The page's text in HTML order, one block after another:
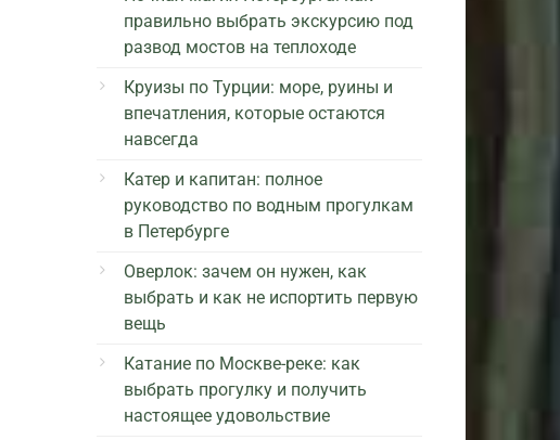
правильно выбрать экскурсию под
развод мостов на теплоходе
Круизы по Турции: море, руины и
впечатления, которые остаются
навсегда
Катер и капитан: полное
руководство по водным прогулкам
в Петербурге
Оверлок: зачем он нужен, как
выбрать и как не испортить первую
вещь
Катание по Москве-реке: как
выбрать прогулку и получить
настоящее удовольствие